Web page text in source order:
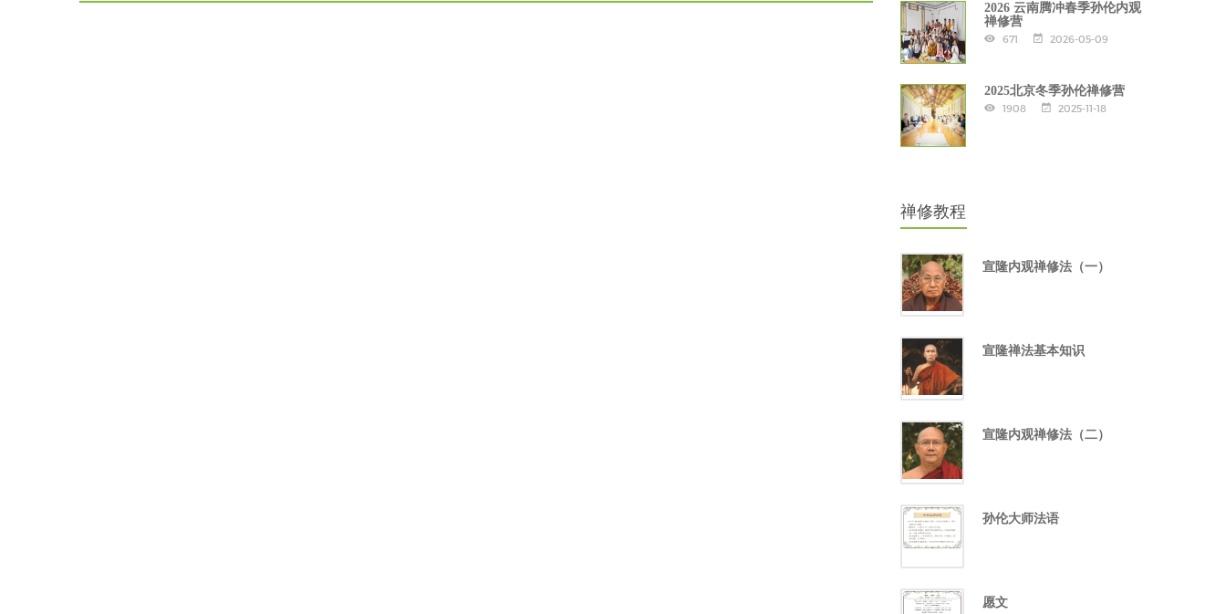
2026 云南腾冲春季孙伦内观
禅修营
671 2026-05-09
2025北京冬季孙伦禅修营
1908 2025-11-18
禅修教程
宣隆内观禅修法（一）
宣隆禅法基本知识
宣隆内观禅修法（二）
孙伦大师法语
愿文